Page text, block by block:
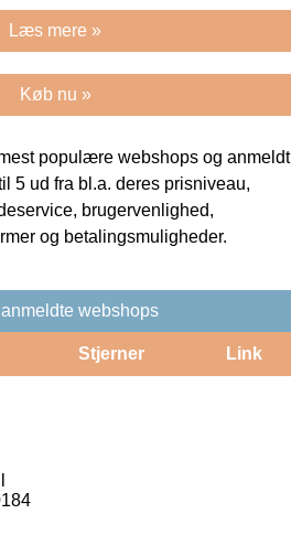
Læs mere »
Køb nu »
populære webshops og anmeldt
5 ud fra bl.a. deres prisniveau,
brugervenlighed,
og betalingsmuligheder.
webshops
Stjerner Link